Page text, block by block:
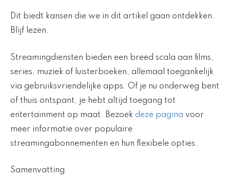
Dit biedt kansen die we in dit artikel gaan ontdekken.
Blijf lezen.
Streamingdiensten bieden een breed scala aan films,
series, muziek of luisterboeken, allemaal toegankelijk
via gebruiksvriendelijke apps. Of je nu onderweg bent
of thuis ontspant, je hebt altijd toegang tot
entertainment op maat. Bezoek deze pagina voor
meer informatie over populaire
streamingabonnementen en hun flexibele opties.
Samenvatting